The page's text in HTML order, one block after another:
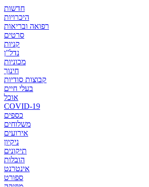
חדשות
היכרויות
רפואה ובריאות
סרטים
קניות
נדל"ן
מכוניות
חינוך
קבוצות סודיות
בעלי חיים
אוכל
COVID-19
כספים
משלוחים
אירועים
ניקיון
תיקונים
הובלות
אינטרנט
ספורט